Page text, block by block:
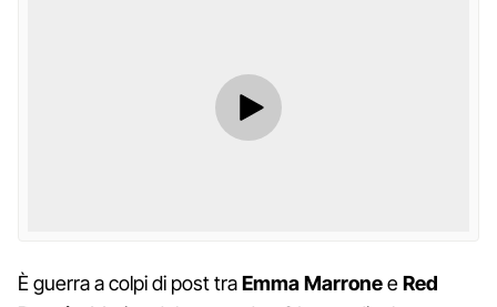
È guerra a colpi di post traEmma MarroneeRed